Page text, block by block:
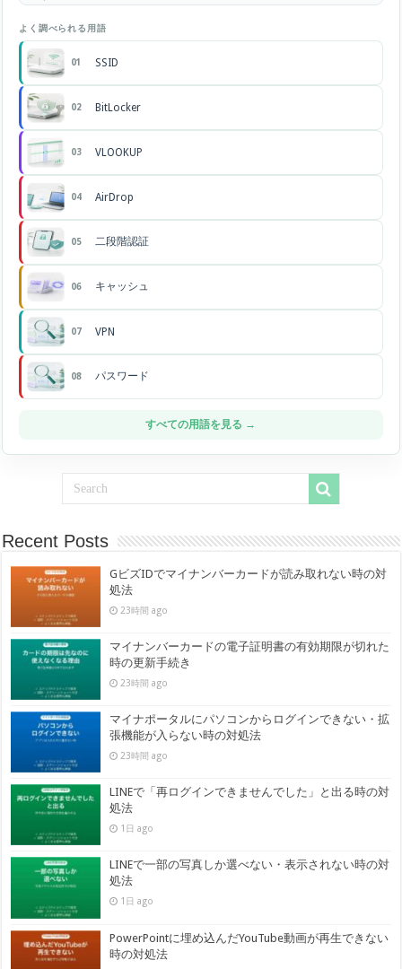
よく調べられる用語
01 SSID
02 BitLocker
03 VLOOKUP
04 AirDrop
05 二段階認証
06 キャッシュ
07 VPN
08 パスワード
すべての用語を見る →
Recent Posts
GビズIDでマイナンバーカードが読み取れない時の対
処法
23時間 ago
マイナンバーカードの電子証明書の有効期限が切れた
時の更新手続き
23時間 ago
マイナポータルにパソコンからログインできない・拡
張機能が入らない時の対処法
23時間 ago
LINEで「再ログインできませんでした」と出る時の対
処法
1日 ago
LINEで一部の写真しか選べない・表示されない時の対
処法
1日 ago
PowerPointに埋め込んだYouTube動画が再生できない
時の対処法